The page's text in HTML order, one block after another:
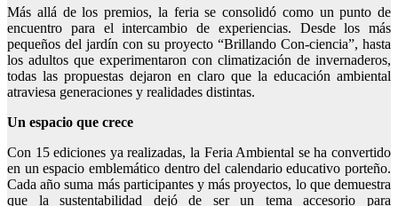
Más allá de los premios, la feria se consolidó como un punto de
encuentro para el intercambio de experiencias. Desde los más
pequeños del jardín con su proyecto “Brillando Con-ciencia”, hasta
los adultos que experimentaron con climatización de invernaderos,
todas las propuestas dejaron en claro que la educación ambiental
atraviesa generaciones y realidades distintas.
Un espacio que crece
Con 15 ediciones ya realizadas, la Feria Ambiental se ha convertido
en un espacio emblemático dentro del calendario educativo porteño.
Cada año suma más participantes y más proyectos, lo que demuestra
que la sustentabilidad dejó de ser un tema accesorio para